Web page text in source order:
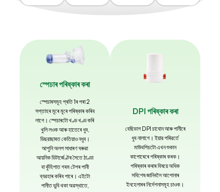
স্পেচাৰ পৰিষ্কাৰ কৰা
স্পেচাৰসমূহ প্ৰতি 1ৰ পৰা 2
সপ্তাহৰ মূৰে মূৰে পৰিষ্কাৰ কৰিব
লাগে। স্পেচাৰটো খণ্ড খণ্ড কৰি
খুলি লওক আৰু হাতেৰে ধুব,
ডিছৱাছাৰত কেতিয়াও নধুব।
আপুনি অলপ সাধাৰণ ঘৰুৱা
আয়নিক ডিটাৰ্জেণ্টৰ সৈতে ঠাণ্ডা
বা কুঁহিপাত গৰম টেপৰ পানী
ব্যৱহাৰ কৰিব পাৰে। এইটো
পানীত ডুবি থকা অৱস্থাতে,
DPI পৰিষ্কাৰ কৰা
বেছিভাগ DPI চাবোন আৰু পানীৰে
ধুব নালাগে। ইয়ার পৰিৱৰ্তে
মাউথপিচটো এখন শুকান
কাপোৰেৰে পৰিষ্কাৰ কৰক।
পৰিষ্কাৰ কৰাৰ বিষয়ে অধিক
সবিশেষ জানিবলৈ আপোনাৰ
ইনহেলাৰৰ নিৰ্দেশনাসমূহ চাওক।